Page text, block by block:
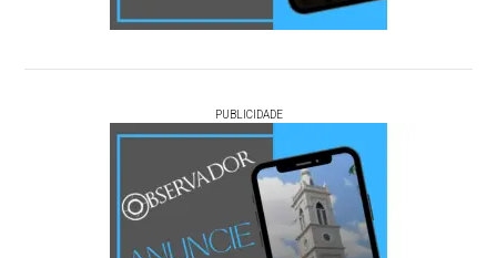
PUBLICIDADE